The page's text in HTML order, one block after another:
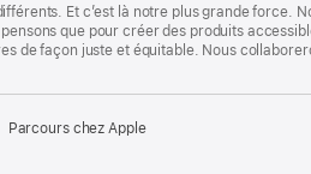
Et c’est là notre plus grande force.
que pour créer des produits
de façon juste et équitable. Nous
Parcours chez Apple